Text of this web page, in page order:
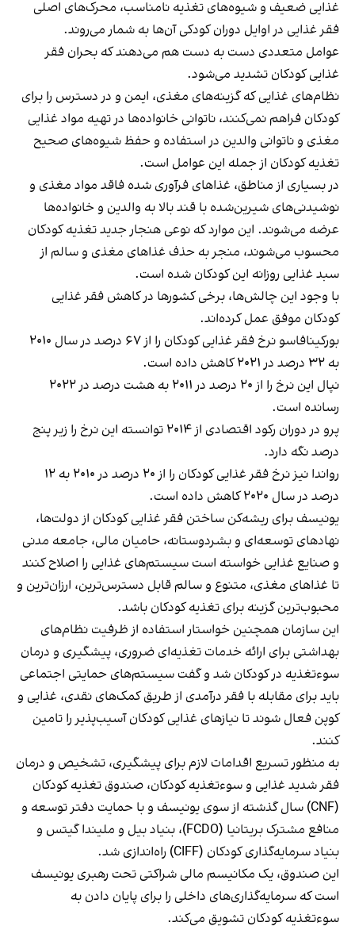
غذایی ضعیف و شیوه‌های تغذیه نامناسب، محرک‌های اصلی
فقر غذایی در اوایل دوران کودکی آن‌ها به شمار می‌روند.
عوامل متعددی دست به دست هم می‌دهند که بحران فقر
غذایی کودکان تشدید می‌شود.
نظام‌های غذایی که گزینه‌های مغذی، ایمن و در دسترس را برای
کودکان فراهم نمی‌کنند، ناتوانی خانواده‌ها در تهیه مواد غذایی
مغذی و ناتوانی والدین در استفاده و حفظ شیوه‌های صحیح
تغذیه کودکان از جمله این عوامل است.
در بسیاری از مناطق، غذاهای فرآوری شده فاقد مواد مغذی و
نوشیدنی‌های شیرین‌شده با قند بالا به والدین و خانواده‌ها
عرضه می‌شوند. این موارد که نوعی هنجار جدید تغذیه کودکان
محسوب می‌شوند، منجر به حذف غذاهای مغذی و سالم از
سبد غذایی روزانه این کودکان شده ‌است.
با وجود این چالش‌ها، برخی کشورها در کاهش فقر غذایی
کودکان موفق عمل کرده‌اند.
بورکینافاسو نرخ فقر غذایی کودکان را از ۶۷ درصد در سال ۲۰۱۰
به ۳۲ درصد در ۲۰۲۱ کاهش داده است.
نپال این نرخ را از ۲۰ درصد در ۲۰۱۱ به هشت درصد در ۲۰۲۲
رسانده است.
پرو در دوران رکود اقتصادی از ۲۰۱۴ توانسته این نرخ را زیر پنج
درصد نگه دارد.
رواندا نیز نرخ فقر غذایی کودکان را از ۲۰ درصد در ۲۰۱۰ به ۱۲
درصد در سال ۲۰۲۰ کاهش داده است.
یونیسف برای ریشه‌کن ساختن فقر غذایی کودکان از دولت‌ها،
نهادهای توسعه‌ای و بشردوستانه، حامیان مالی، جامعه مدنی
و صنایع غذایی خواسته ‌است سیستم‌های غذایی را اصلاح کنند
تا غذاهای مغذی، متنوع و سالم قابل دسترس‌ترین، ارزان‌ترین و
محبوب‌ترین گزینه برای تغذیه کودکان باشد.
این سازمان همچنین خواستار استفاده از ظرفیت نظام‌های
بهداشتی برای ارائه خدمات تغذیه‌ای ضروری، پیشگیری و درمان
سوءتغذیه در کودکان شد و گفت سیستم‌های حمایتی اجتماعی
باید برای مقابله با فقر درآمدی از طریق کمک‌های نقدی، غذایی و
کوپن فعال شوند تا نیازهای غذایی کودکان آسیب‌پذیر را تامین
کنند.
به منظور تسریع اقدامات لازم برای پیشگیری، تشخیص و درمان
فقر شدید غذایی و سوءتغذیه کودکان، صندوق تغذیه کودکان
(CNF) سال گذشته از سوی یونیسف و با حمایت دفتر توسعه و
منافع مشترک بریتانیا (FCDO)، بنیاد بیل و ملیندا گیتس و
بنیاد سرمایه‌گذاری کودکان (CIFF) راه‌اندازی شد.
این صندوق، یک مکانیسم مالی شراکتی تحت رهبری یونیسف
است که سرمایه‌گذاری‌های داخلی را برای پایان دادن به
سوءتغذیه کودکان تشویق می‌کند.